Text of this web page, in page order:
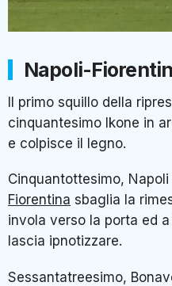
Napoli-
Il primo squillo della
cinquantesimo Ikone in
e colpisce il legno.
Cinquantottesimo,
Fiorentina sbaglia la
invola verso la porta ed
lascia ipnotizzare.
Sessantatreesimo,